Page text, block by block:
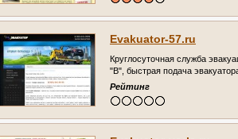
Evakuator-57.ru
Круглосуточная служба
"В", быстрая подача
область, г. Орёл)
Рейтинг